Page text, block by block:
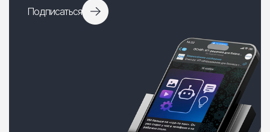
Подписаться